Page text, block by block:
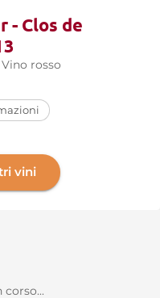
- Clos de
Vino rosso
vini